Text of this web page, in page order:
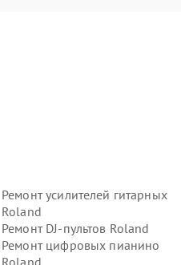
Ремонт усилителей гитарных
Roland
Ремонт DJ-пультов Roland
Ремонт цифровых пианино
Roland